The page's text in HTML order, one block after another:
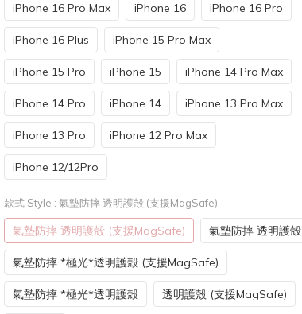
iPhone 16 Pro Max iPhone 16 iPhone 16 Pro
iPhone 16 Plus iPhone 15 Pro Max
iPhone 15 Pro iPhone 15 iPhone 14 Pro Max
iPhone 14 Pro iPhone 14 iPhone 13 Pro Max
iPhone 13 Pro iPhone 12 Pro Max
iPhone 12/12Pro
款式 Style : 氣墊防摔 透明護殻 (支援MagSafe)
氣墊防摔 透明護殻 (支援MagSafe) 氣墊防摔 透明護殻
氣墊防摔 *極光*透明護殻 (支援MagSafe)
氣墊防摔 *極光*透明護殻 透明護殼 (支援MagSafe)